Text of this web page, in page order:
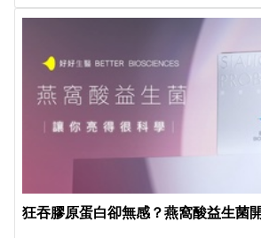
狂吞膠原蛋白卻無感？燕窩酸益生菌